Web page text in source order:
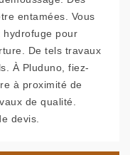
entamées. Vous
hydrofuge pour
De tels travaux
À Pluduno, fiez-
à proximité de
de qualité.
devis.